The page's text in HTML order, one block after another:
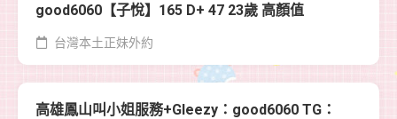
good6060【子悅】165 D+ 47 23歲 高顏值
台灣本土正妹外約
高雄鳳山叫小姐服務+Gleezy：good6060 TG：